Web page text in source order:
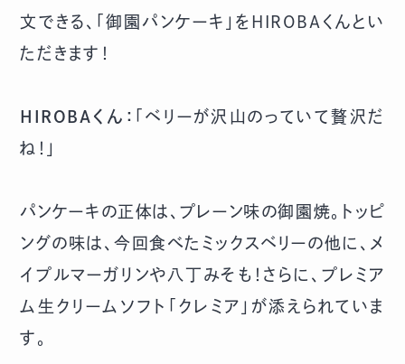
文できる、「御園パンケーキ」をHIROBAくんとい
ただきます！
HIROBAくん：
「ベリーが沢山のっていて贅沢だ
ね！」
パンケーキの正体は、プレーン味の御園焼。トッピ
ングの味は、今回食べたミックスベリーの他に、メ
イプルマーガリンや八丁みそも！さらに、プレミア
ム生クリームソフト「クレミア」が添えられていま
す。